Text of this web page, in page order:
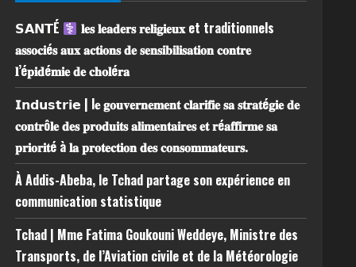
𝗦𝗔𝗡𝗧É
𝐥𝐞𝐬 𝐥𝐞𝐚𝐝𝐞𝐫𝐬 𝐫𝐞𝐥𝐢𝐠𝐢𝐞𝐮𝐱 et traditionnels
𝐚𝐬𝐬𝐨𝐜𝐢é𝐬 𝐚𝐮𝐱 𝐚𝐜𝐭𝐢𝐨𝐧𝐬 𝐝𝐞 𝐬𝐞𝐧𝐬𝐢𝐛𝐢𝐥𝐢𝐬𝐚𝐭𝐢𝐨𝐧 𝐜𝐨𝐧𝐭𝐫𝐞
𝐥’é𝐩𝐢𝐝é𝐦𝐢𝐞 𝐝𝐞 𝐜𝐡𝐨𝐥é𝐫𝐚
𝗜𝗻𝗱𝘂𝘀𝘁𝗿𝗶𝗲 | l𝐞 𝐠𝐨𝐮𝐯𝐞𝐫𝐧𝐞𝐦𝐞𝐧𝐭 𝐜𝐥𝐚𝐫𝐢𝐟𝐢𝐞 𝐬𝐚 𝐬𝐭𝐫𝐚𝐭é𝐠𝐢𝐞 𝐝𝐞
𝐜𝐨𝐧𝐭𝐫ô𝐥𝐞 𝐝𝐞𝐬 𝐩𝐫𝐨𝐝𝐮𝐢𝐭𝐬 𝐚𝐥𝐢𝐦𝐞𝐧𝐭𝐚𝐢𝐫𝐞𝐬 𝐞𝐭 𝐫é𝐚𝐟𝐟𝐢𝐫𝐦𝐞 𝐬𝐚
𝐩𝐫𝐢𝐨𝐫𝐢𝐭é à 𝐥𝐚 𝐩𝐫𝐨𝐭𝐞𝐜𝐭𝐢𝐨𝐧 𝐝𝐞𝐬 𝐜𝐨𝐧𝐬𝐨𝐦𝐦𝐚𝐭𝐞𝐮𝐫𝐬.
À Addis-Abeba, le Tchad partage son expérience en
communication statistique
Tchad | Mme Fatima Goukouni Weddeye, Ministre des
Transports, de l’Aviation civile et de la Météorologie